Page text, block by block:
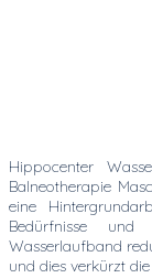
Hippocenter
Balneotherapie
eine
Bedürfnisse
Wasserlaufband
und dies verkürzt